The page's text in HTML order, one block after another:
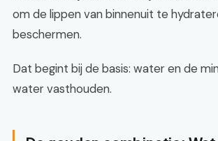
om de lippen van binnenuit te
beschermen.
Dat begint bij de basis: water en de
water vasthouden.